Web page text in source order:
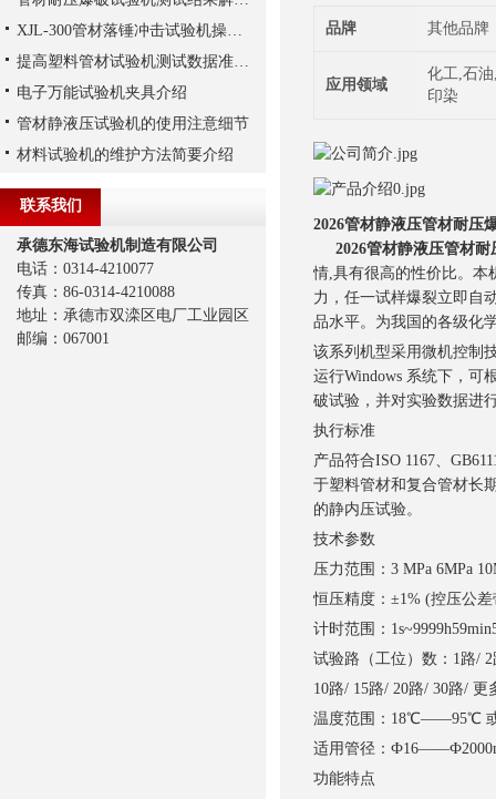
品牌 其他品牌
应用领域
化工,石
印染
2026管材静液压管材耐压
2026管材静液压管材耐
情,具有很高的性价比。本
力，任一试样爆裂立即自
品水平。为我国的各级化
该系列机型采用微机控制
运行Windows 系统下，可
破试验，并对实验数据进
执行标准
产品符合ISO 1167、
于塑料管材和复合管材长
的静内压试验。
技术参数
压力范围：3 MPa 6MPa
恒压精度：±1% (控压公
计时范围：
试验路（工位）数：1路/
10路/ 15路/ 20路/ 30路/
温度范围：18℃——95℃
适用管径：
功能特点
XJL-300管材落锤冲击试验机操作方法
提高塑料管材试验机测试数据准确性与重复性的要点
电子万能试验机夹具介绍
管材静液压试验机的使用注意细节
材料试验机的维护方法简要介绍
联系我们
承德东海试验机制造有限公司
电话：0314-4210077
传真：86-0314-4210088
地址：承德市双滦区电厂工业园区
邮编：067001